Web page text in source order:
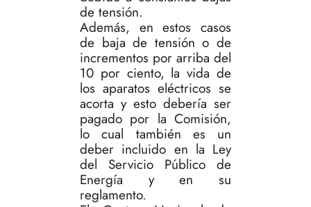
de tensión.
Además, en estos casos
de baja de tensión o de
incrementos por arriba del
10 por ciento, la vida de
los aparatos eléctricos se
acorta y esto debería ser
pagado por la Comisión,
lo cual también es un
deber incluido en la Ley
del Servicio Público de
Energía y en su
reglamento.